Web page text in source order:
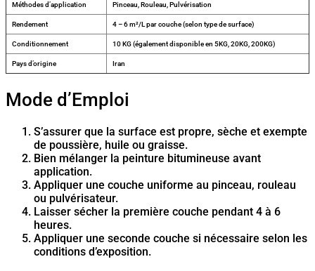
Méthodes d’application Pinceau, Rouleau, Pulvérisation
Rendement 4 – 6 m²/L par couche (selon type de surface)
Conditionnement 10 KG (également disponible en 5KG, 20KG, 200KG)
Pays d’origine Iran
Mode d’Emploi
S’assurer que la surface est propre, sèche et exempte
de poussière, huile ou graisse.
Bien mélanger la peinture bitumineuse avant
application.
Appliquer une couche uniforme au pinceau, rouleau
ou pulvérisateur.
Laisser sécher la première couche pendant 4 à 6
heures.
Appliquer une seconde couche si nécessaire selon les
conditions d’exposition.